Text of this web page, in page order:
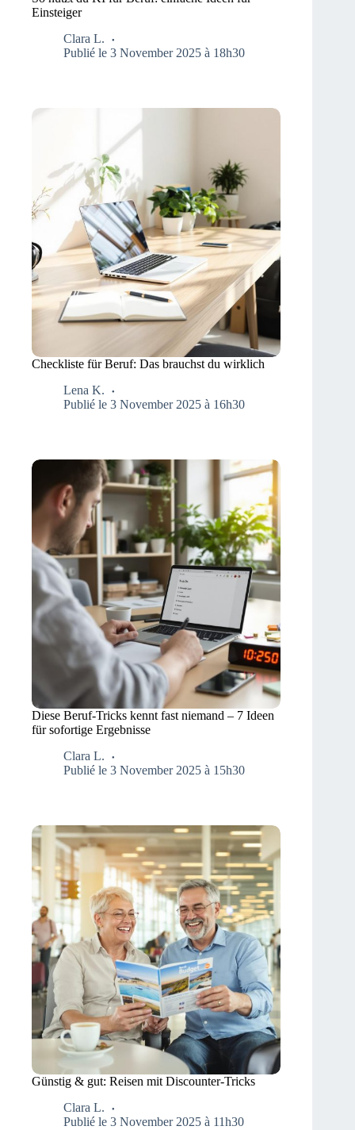
Einsteiger
Clara L.
Publié le 3 November 2025 à 18h30
Checkliste für Beruf: Das brauchst du wirklich
Lena K.
Publié le 3 November 2025 à 16h30
Diese Beruf-Tricks kennt fast niemand – 7 Ideen
für sofortige Ergebnisse
Clara L.
Publié le 3 November 2025 à 15h30
Günstig & gut: Reisen mit Discounter-Tricks
Clara L.
Publié le 3 November 2025 à 11h30